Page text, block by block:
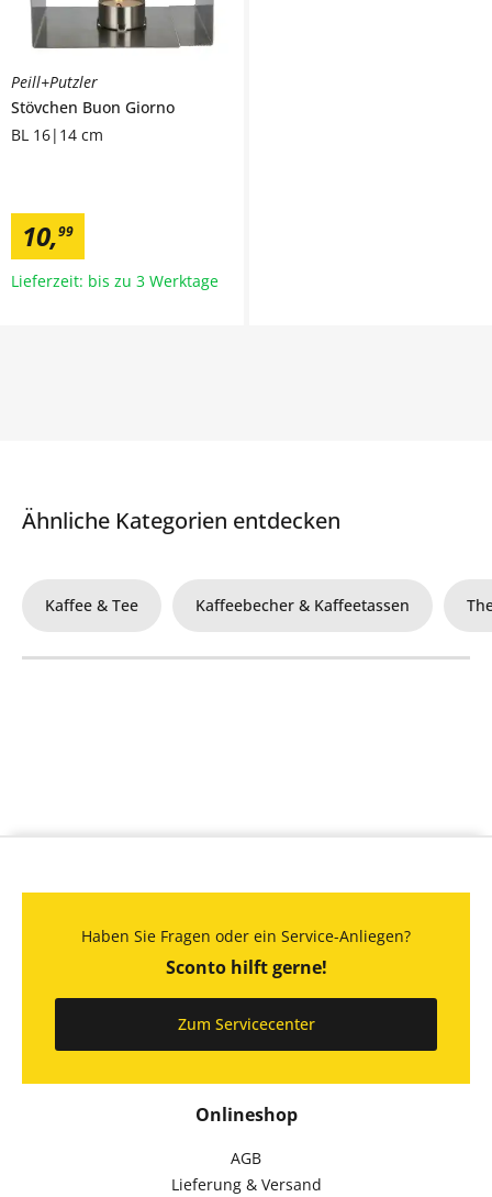
Peill+Putzler
Stövchen Buon Giorno
BL 16|14 cm
10,99
Lieferzeit: bis zu 3 Werktage
Ähnliche Kategorien entdecken
Kaffee & Tee Kaffeebecher & Kaffeetassen
Onlineshop
AGB
Lieferung & Versand
Haben Sie Fragen oder ein Service-Anliegen?
Sconto hilft gerne!
Zum Servicecenter